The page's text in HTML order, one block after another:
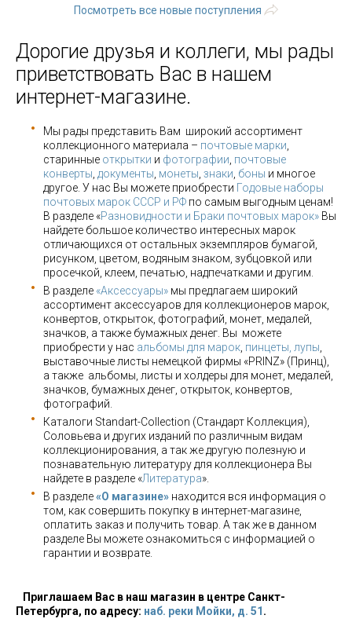
Посмотреть все новые поступления
Дорогие друзья и коллеги, мы рады
приветствовать Вас в нашем
интернет-магазине.
Мы рады представить Вам широкий ассортимент
коллекционного материала – почтовые марки
старинные открытки и фотографии почтовые
конверты документы монеты знаки боны и многое
другое. У нас Вы можете приобрести Годовые наборы
почтовых марок СССР и РФ по самым выгодным ценам!
В разделе «Разновидности и Браки почтовых марок» Вы
найдете большое количество интересных марок
отличающихся от остальных экземпляров бумагой,
рисунком, цветом, водяным знаком, зубцовкой или
просечкой, клеем, печатью, надпечатками и другим.
В разделе «Аксессуары» мы предлагаем широкий
ассортимент аксессуаров для коллекционеров марок,
конвертов, открыток, фотографий, монет, медалей,
значков, а также бумажных денег. Вы можете
приобрести у нас альбомы для марок пинцеты, лупы
выставочные листы немецкой фирмы «PRINZ» (Принц),
а также альбомы, листы и холдеры для монет, медалей,
значков, бумажных денег, открыток, конвертов,
фотографий.
Каталоги Standart-Collection (Стандарт Коллекция),
Соловьева и других изданий по различным видам
коллекционирования, а так же другую полезную и
познавательную литературу для коллекционера Вы
найдете в разделе «Литература».
В разделе«О магазине» находится вся информация о
том, как совершить покупку в интернет-магазине,
оплатить заказ и получить товар. А так же в данном
разделе Вы можете ознакомиться с информацией о
гарантии и возврате.
Приглашаем Вас в наш магазин в центре Санкт-
Петербурга, по адресу: наб. реки Мойки, д. 51 .